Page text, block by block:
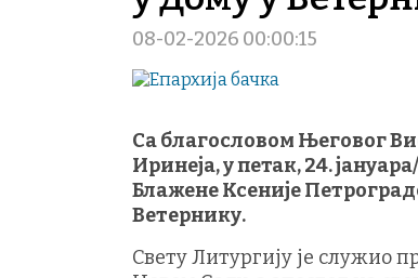
08-02-2026 00:00:15
Са благословом Његовог
Иринеја, у петак, 24.
Блажене Ксеније
Ветернику.
Свету Литургију је служио